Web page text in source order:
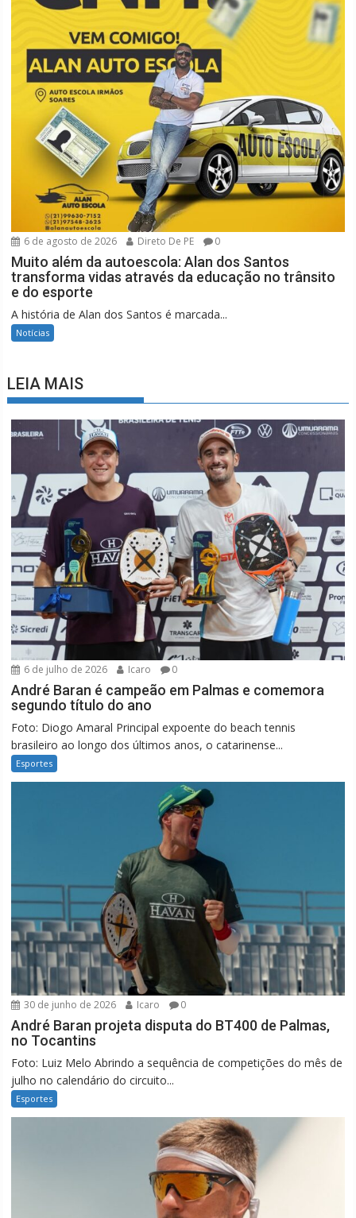
6 de agosto de 2026 Direto De PE 0
Muito além da autoescola: Alan dos Santos
transforma vidas através da educação no trânsito
e do esporte
A história de Alan dos Santos é marcada...
Notícias
LEIA MAIS
6 de julho de 2026 Icaro 0
André Baran é campeão em Palmas e comemora
segundo título do ano
Foto: Diogo Amaral Principal expoente do beach tennis
brasileiro ao longo dos últimos anos, o catarinense...
Esportes
30 de junho de 2026 Icaro 0
André Baran projeta disputa do BT400 de Palmas,
no Tocantins
Foto: Luiz Melo Abrindo a sequência de competições do mês de
julho no calendário do circuito...
Esportes